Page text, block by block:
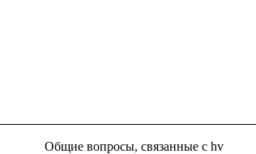
Общие вопросы, связанные с hv